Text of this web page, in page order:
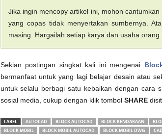
Jika ingin mencopy artikel ini, mohon
yang copas tidak menyertakan sumbernya.
masing. Hargailah setiap karya dan usaha orang
Sekian postingan singkat kali ini mengenai
bermanfaat untuk yang lagi belajar desain atau
untuk selalu berbagi satu kebaikan dengan cara
sosial media, cukup dengan klik tombol SHARE
LABEL AUTOCAD BLOCK AUTOCAD BLOCK KENDARAAN
BLOCK MOBIL
BLOCK MOBIL AUTOCAD BLOCK MOBIL DWG CAD